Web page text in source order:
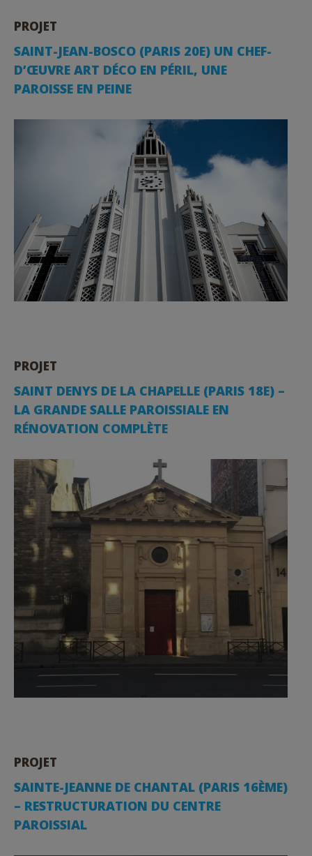
PROJET
SAINT-JEAN-BOSCO (PARIS 20E) UN CHEF-
D’ŒUVRE ART DÉCO EN PÉRIL, UNE
PAROISSE EN PEINE
PROJET
SAINT DENYS DE LA CHAPELLE (PARIS 18E) –
LA GRANDE SALLE PAROISSIALE EN
RÉNOVATION COMPLÈTE
PROJET
SAINTE-JEANNE DE CHANTAL (PARIS 16ÈME)
– RESTRUCTURATION DU CENTRE
PAROISSIAL